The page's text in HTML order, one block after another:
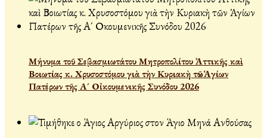
Μήνυμα τοῦ Σεβασμιωτάτου Μητροπολίτου Ἀττικῆς καὶ
Βοιωτίας κ. Χρυσοστόμου γιὰ τὴν Κυριακὴ τῶν Ἁγίων
Πατέρων τῆς Α´ Οἰκουμενικῆς Συνόδου 2026